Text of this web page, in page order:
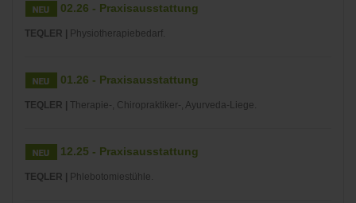
02.26 - Praxisausstattung
TEQLER | Physiotherapiebedarf.
01.26 - Praxisausstattung
TEQLER | Therapie-, Chiropraktiker-, Ayurveda-Liege.
12.25 - Praxisausstattung
TEQLER | Phlebotomiestühle.